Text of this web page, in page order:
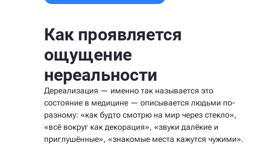
Как проявляется
ощущение
нереальности
Дереализация — именно так называется это
состояние в медицине — описывается людьми по-
разному: «как будто смотрю на мир через стекло»,
«всё вокруг как декорация», «звуки далёкие и
приглушённые», «знакомые места кажутся чужими».